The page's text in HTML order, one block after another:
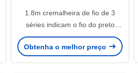
1.8m cremalheira de fio de 3
séries indicam o fio do preto
180kgs que arquiva com rodas
Obtenha o melhor preço